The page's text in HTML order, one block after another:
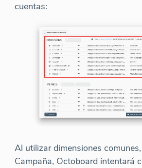
cuentas:
Al utilizar dimensiones
Campaña, Octoboard intentará